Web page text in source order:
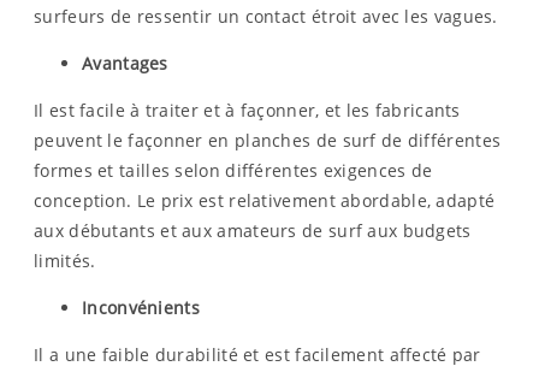
surfeurs de ressentir un contact étroit avec les vagues.
Avantages
Il est facile à traiter et à façonner, et les fabricants
peuvent le façonner en planches de surf de différentes
formes et tailles selon différentes exigences de
conception. Le prix est relativement abordable, adapté
aux débutants et aux amateurs de surf aux budgets
limités.
Inconvénients
Il a une faible durabilité et est facilement affecté par